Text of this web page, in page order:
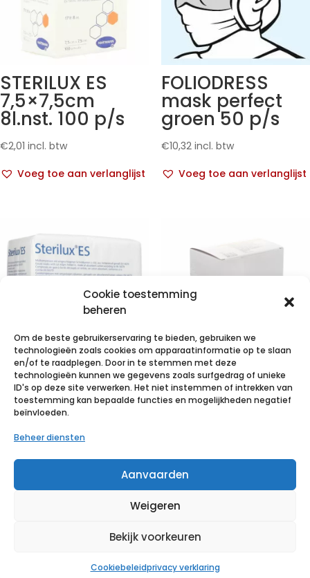
Cookie toestemming
beheren
Om de beste gebruikerservaring te bieden, gebruiken we
technologieën zoals cookies om apparaatinformatie op te slaan
en/of te raadplegen. Door in te stemmen met deze
technologieën kunnen we gegevens zoals surfgedrag of unieke
ID's op deze site verwerken. Het niet instemmen of intrekken van
toestemming kan bepaalde functies en mogelijkheden negatief
beïnvloeden.
Beheer diensten
Aanvaarden
Weigeren
Bekijk voorkeuren
Cookiebeleidprivacy verklaring
STERILUX ES
7,5×7,5cm
8l.nst. 100 p/s
€2,01 incl. btw
Voeg toe aan verlanglijst
FOLIODRESS
mask perfect
groen 50 p/s
€10,32 incl. btw
Voeg toe aan verlanglijst
STERILUX ES
10x20cm 12l.nst.
100 p/s
Voeg toe aan verlanglijst
STERILUX ES
7,5×7,5cm 8l.st.
Voeg toe aan verlanglijst